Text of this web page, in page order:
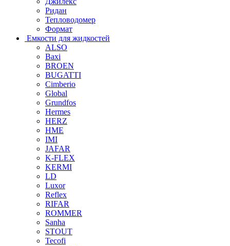
Ридан
Тепловодомер
Формат
Емкости для жидкостей
ALSO
Baxi
BROEN
BUGATTI
Cimberio
Global
Grundfos
Hermes
HERZ
HME
IMI
JAFAR
K-FLEX
KERMI
LD
Luxor
Reflex
RIFAR
ROMMER
Sanha
STOUT
Tecofi